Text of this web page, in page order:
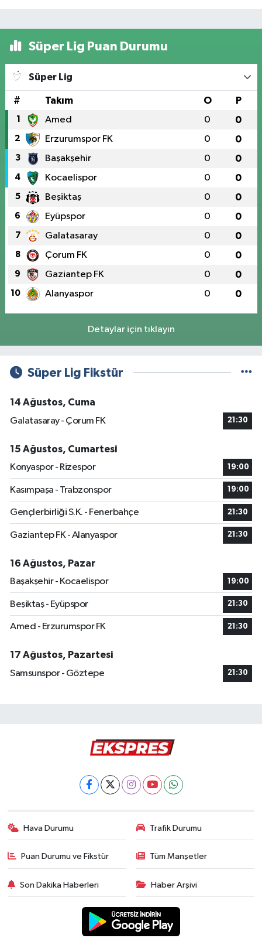
Süper Lig Puan Durumu
Süper Lig
# Takım O P
1 Amed 0 0
2 Erzurumspor FK 0 0
3 Başakşehir 0 0
4 Kocaelispor 0 0
5 Beşiktaş 0 0
6 Eyüpspor 0 0
7 Galatasaray 0 0
8 Çorum FK 0 0
9 Gaziantep FK 0 0
10 Alanyaspor 0 0
Detaylar için tıklayın
Süper Lig Fikstür
14 Ağustos, Cuma
Galatasaray - Çorum FK
21:30
15 Ağustos, Cumartesi
Konyaspor - Rizespor
19:00
Kasımpaşa - Trabzonspor 19:00
Gençlerbirliği S.K. - Fenerbahçe 21:30
Gaziantep FK - Alanyaspor 21:30
16 Ağustos, Pazar
Başakşehir - Kocaelispor
19:00
Beşiktaş - Eyüpspor 21:30
Amed - Erzurumspor FK 21:30
17 Ağustos, Pazartesi
Samsunspor - Göztepe
21:30
Hava Durumu Trafik Durumu
Puan Durumu ve Fikstür Tüm Manşetler
Son Dakika Haberleri Haber Arşivi